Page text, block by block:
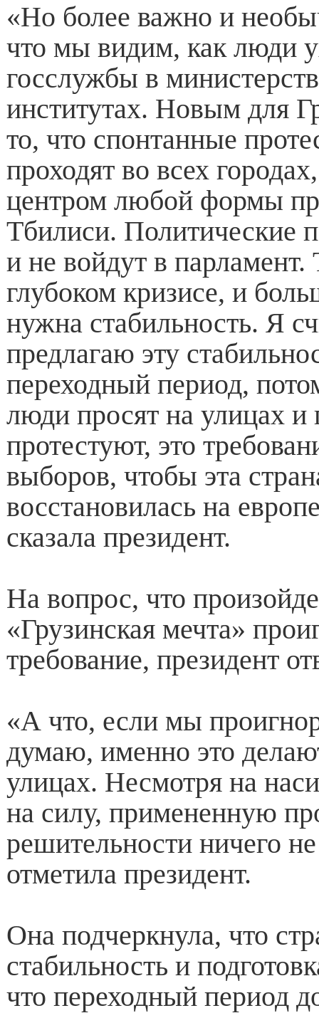
«Но более важно и
что мы видим, как люди
госслужбы в
институтах. Новым для
то, что спонтанные
проходят во всех
центром любой формы
Тбилиси. Политические
и не войдут в
глубоком кризисе, и
нужна стабильность. Я
предлагаю эту
переходный период,
люди просят на улицах и
протестуют, это
выборов, чтобы эта
восстановилась на
сказала президент.
На вопрос, что
«Грузинская мечта»
требование, президент
«А что, если мы
думаю, именно это
улицах. Несмотря на
на силу, примененную
решительности ничего
отметила президент.
Она подчеркнула, что
стабильность и
что переходный период